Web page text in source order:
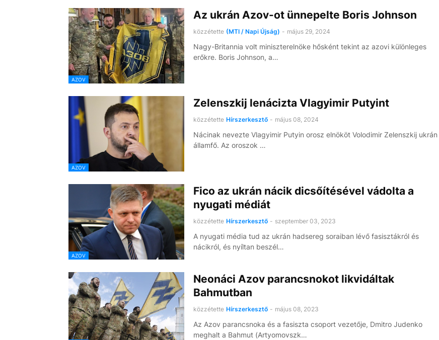
AZOV
Az ukrán Azov-ot ünnepelte Boris Johnson
közzétette (MTI / Napi Újság) - május 29, 2024
Nagy-Britannia volt miniszterelnöke hősként tekint az azovi különleges
erőkre. Boris Johnson, a…
AZOV
Zelenszkij lenácizta Vlagyimir Putyint
közzétette Hírszerkesztő - május 08, 2024
Nácinak nevezte Vlagyimir Putyin orosz elnököt Volodimir Zelenszkij ukrán
államfő. Az oroszok …
AZOV
Fico az ukrán nácik dicsőítésével vádolta a
nyugati médiát
közzétette Hírszerkesztő - szeptember 03, 2023
A nyugati média tud az ukrán hadsereg soraiban lévő fasisztákról és
nácikról, és nyíltan beszél…
Neonáci Azov parancsnokot likvidáltak
Bahmutban
közzétette Hírszerkesztő - május 08, 2023
Az Azov parancsnoka és a fasiszta csoport vezetője, Dmitro Judenko
meghalt a Bahmut (Artyomovszk…